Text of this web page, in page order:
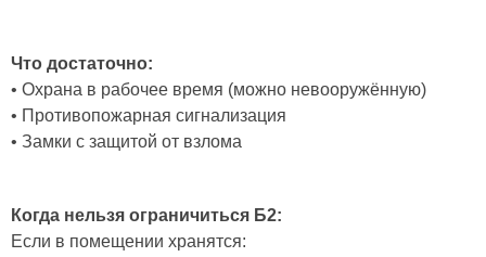
Что достаточно:
• Охрана в рабочее время (можно невооружённую)
• Противопожарная сигнализация
• Замки с защитой от взлома
Когда нельзя ограничиться Б2:
Если в помещении хранятся: